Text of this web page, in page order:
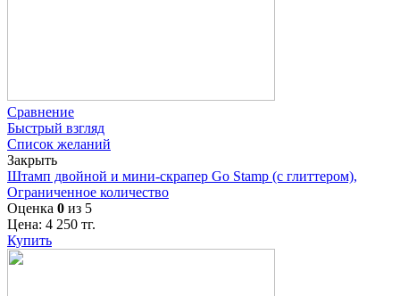
Сравнение
Быстрый взгляд
Список желаний
Закрыть
Штамп двойной и мини-скрапер Go Stamp (с глиттером),
Ограниченное количество
Оценка 0 из 5
Цена: 4 250 тг.
Купить